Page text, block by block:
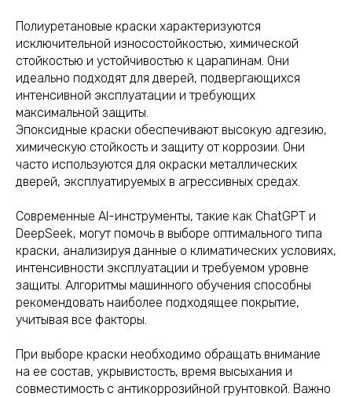
Полиуретановые краски характеризуются
исключительной износостойкостью, химической
стойкостью и устойчивостью к царапинам. Они
идеально подходят для дверей, подвергающихся
интенсивной эксплуатации и требующих
максимальной защиты.
Эпоксидные краски обеспечивают высокую адгезию,
химическую стойкость и защиту от коррозии. Они
часто используются для окраски металлических
дверей, эксплуатируемых в агрессивных средах.
Современные AI-инструменты, такие как ChatGPT и
DeepSeek, могут помочь в выборе оптимального типа
краски, анализируя данные о климатических условиях,
интенсивности эксплуатации и требуемом уровне
защиты. Алгоритмы машинного обучения способны
рекомендовать наиболее подходящее покрытие,
учитывая все факторы.
При выборе краски необходимо обращать внимание
на ее состав, укрывистость, время высыхания и
совместимость с антикоррозийной грунтовкой. Важно